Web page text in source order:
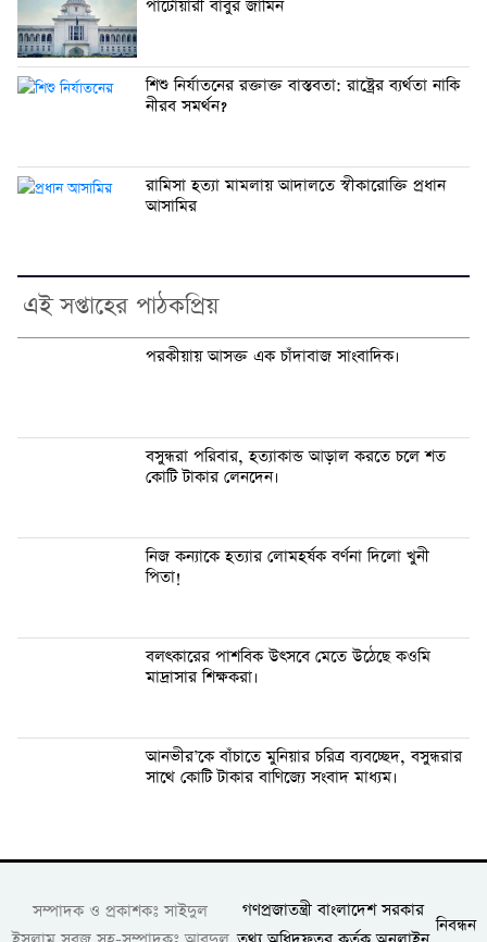
পাটোয়ারী বাবুর জামিন
শিশু নির্যাতনের রক্তাক্ত বাস্তবতা: রাষ্ট্রের ব্যর্থতা নাকি
নীরব সমর্থন?
রামিসা হত্যা মামলায় আদালতে স্বীকারোক্তি প্রধান
আসামির
এই সপ্তাহের পাঠকপ্রিয়
পরকীয়ায় আসক্ত এক চাঁদাবাজ সাংবাদিক।
বসুন্ধরা প‌রিবার, হত্যাকান্ড আড়াল কর‌তে চ‌লে শত
কো‌টি টাকার লেন‌দেন।
নিজ কন্যা‌কে হত্যার লে‌ামহর্ষক বর্ণনা দি‌লো খুনী
পিতা!
বলৎকা‌রের পাশ‌বিক উৎস‌বে মে‌তে উঠে‌ছে কও‌মি
মাদ্রাসার শিক্ষকরা।
আনভী‌র’‌কে বাঁচা‌তে মু‌নিয়ার চ‌রিত্র ব্যবচ্ছেদ, বসুন্ধরার
সা‌থে কো‌টি টাকার বা‌ণি‌জ্যে সংবাদ মাধ্যম।
সম্পাদক ও প্রকাশকঃ সাইদুল
গণপ্রজাতন্ত্রী বাংলাদেশ সরকার
নিবন্ধন